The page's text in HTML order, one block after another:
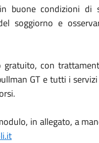
buone condizioni di
soggiorno e
con
GT e tutti i
in allegato, a